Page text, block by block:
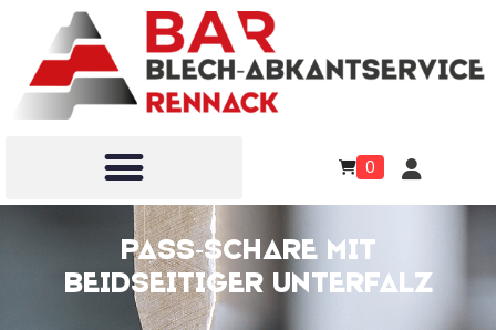
0
Pass-Schare mit
beidseitiger Unterfalz